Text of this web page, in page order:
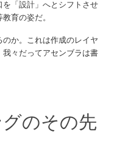
「設計」へとシフトさせ
育の姿だ。
か。これは作成のレイヤ
々だってアセンブラは書
のその先